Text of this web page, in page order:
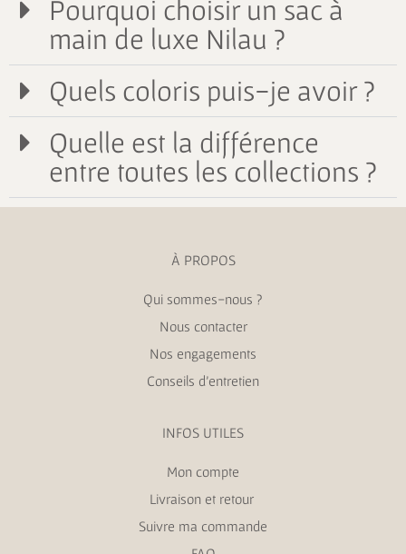
Pourquoi choisir un sac à
main de luxe Nilau ?
Quels coloris puis-je avoir ?
Quelle est la différence
entre toutes les collections ?
À PROPOS
Qui sommes-nous ?
Nous contacter
Nos engagements
Conseils d’entretien
INFOS UTILES
Mon compte
Livraison et retour
Suivre ma commande